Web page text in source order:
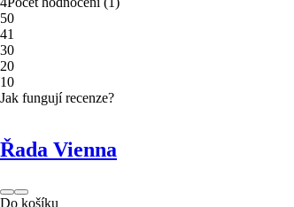
50
41
30
20
10
Jak fungují recenze?
Řada Vienna
Do košíku